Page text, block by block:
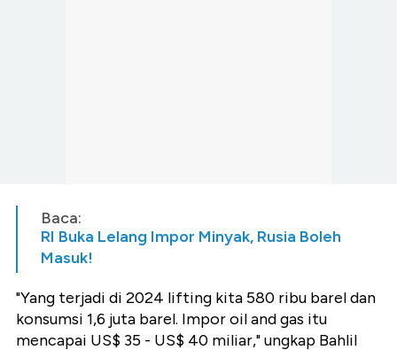
Baca:
RI Buka Lelang Impor Minyak, Rusia Boleh
Masuk!
"Yang terjadi di 2024 lifting kita 580 ribu barel dan
konsumsi 1,6 juta barel. Impor oil and gas itu
mencapai US$ 35 - US$ 40 miliar," ungkap Bahlil